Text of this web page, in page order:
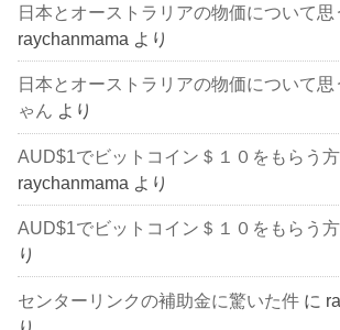
日本とオーストラリアの物価について思
raychanmama より
日本とオーストラリアの物価について思
ゃん より
AUD$1でビットコイン＄１０をもらう
raychanmama より
AUD$1でビットコイン＄１０をもらう
り
センターリンクの補助金に驚いた件 に